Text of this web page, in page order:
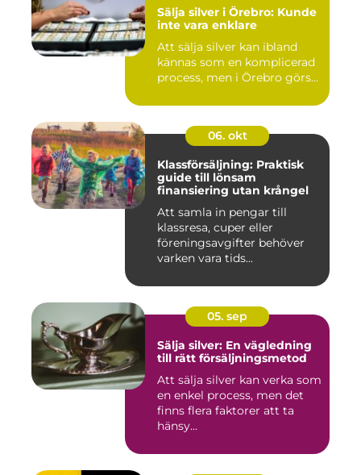
Sälja silver i Örebro: Kunde
inte vara enklare
Att sälja silver kan ibland
kännas som en komplicerad
process, men i Örebro görs...
06. okt
Klassförsäljning: Praktisk
guide till lönsam
finansiering utan krångel
Att samla in pengar till
klassresa, cuper eller
föreningsavgifter behöver
varken vara tids...
05. sep
Sälja silver: En vägledning
till rätt försäljningsmetod
Att sälja silver kan verka som
en enkel process, men det
finns flera faktorer att ta
hänsy...